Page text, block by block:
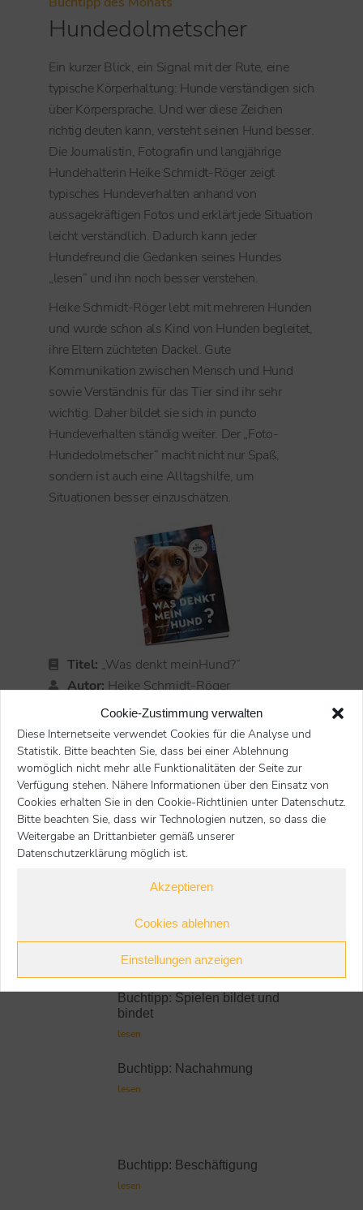
Cookie-Zustimmung verwalten
Diese Internetseite verwendet Cookies für die Analyse und
Statistik. Bitte beachten Sie, dass bei einer Ablehnung
womöglich nicht mehr alle Funktionalitäten der Seite zur
Verfügung stehen. Nähere Informationen über den Einsatz von
Cookies erhalten Sie in den Cookie-Richtlinien unter Datenschutz.
Bitte beachten Sie, dass wir Technologien nutzen, so dass die
Weitergabe an Drittanbieter gemäß unserer
Datenschutzerklärung möglich ist.
Akzeptieren
Cookies ablehnen
Einstellungen anzeigen
Hundedolmetscher
Ein kurzer Blick, ein Signal mit der Rute, eine
typische Körperhaltung: Hunde verständigen sich
über Körpersprache. Und wer diese Zeichen
richtig deuten kann, versteht seinen Hund besser.
Die Journalistin, Fotografin und langjährige
Hundehalterin Heike Schmidt-Röger zeigt
typisches Hundeverhalten anhand von
aussagekräftigen Fotos und erklärt jede Situation
leicht verständlich. Dadurch kann jeder
Hundefreund die Gedanken seines Hundes
„lesen“ und ihn noch besser verstehen.
Heike Schmidt-Röger lebt mit mehreren Hunden
und wurde schon als Kind von Hunden begleitet,
ihre Eltern züchteten Dackel. Gute
Kommunikation zwischen Mensch und Hund
sowie Verständnis für das Tier sind ihr sehr
wichtig. Daher bildet sie sich in puncto
Hundeverhalten ständig weiter. Der „Foto-
Hundedolmetscher“ macht nicht nur Spaß,
sondern ist auch eine Alltagshilfe, um
Situationen besser einzuschätzen.
Titel: „Was denkt meinHund?“
Autor:Heike Schmidt-Röger
Verlag:Kosmos Verlag
EAN:9783440167878
Preis:12,00 €
Voriger Beitrag
Nächster Beitrag
zur Übersicht
Buchtipp: Zusammenwachsen
lesen
Buchtipp: Spielen bildet und
bindet
lesen
Buchtipp: Nachahmung
lesen
Buchtipp: Beschäftigung
lesen